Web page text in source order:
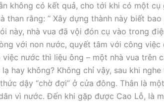
không có kết quả, cho tới khi có một cụ
than rằng: ” Xây dựng thành này biết
này, nhà vua đã vội đón cụ vào trong
với non nước, quyết tâm với công việc
nước thì liệu ông – một nhà vua trên
hay không? Không chỉ vậy, sau khi
dậy “chờ đợi” ở cửa đông. Thân là
vì nước. Đến khi gặp được Cao Lỗ, là